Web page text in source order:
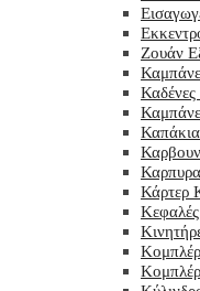
Ζουάν
Κάρτερ